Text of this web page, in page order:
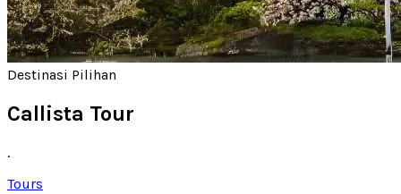
Destinasi Pilihan
Callista Tour
.
Tours